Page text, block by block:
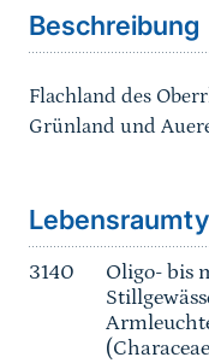
Beschreibung
Flachland des
Grünland und
3140
Oligo- bis